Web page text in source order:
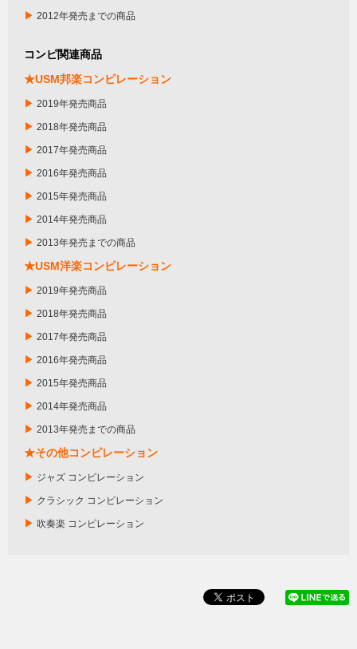
▶ 2012年発売までの商品
コンピ関連商品
★USM邦楽コンピレーション
▶ 2019年発売商品
▶ 2018年発売商品
▶ 2017年発売商品
▶ 2016年発売商品
▶ 2015年発売商品
▶ 2014年発売商品
▶ 2013年発売までの商品
★USM洋楽コンピレーション
▶ 2019年発売商品
▶ 2018年発売商品
▶ 2017年発売商品
▶ 2016年発売商品
▶ 2015年発売商品
▶ 2014年発売商品
▶ 2013年発売までの商品
★その他コンピレーション
▶ ジャズ コンピレーション
▶ クラシック コンピレーション
▶ 吹奏楽 コンピレーション